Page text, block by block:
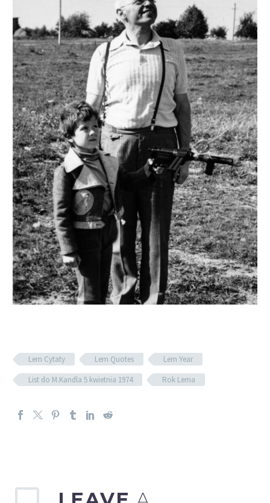
Lem Cytaty Lem Quotes
Lem Year
List do M.Kandla 5 kwietnia 1974
Rok Lema